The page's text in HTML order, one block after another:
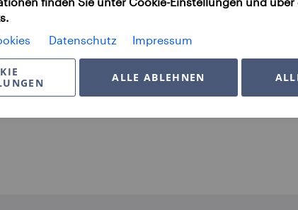
Datenschutz Impressum
ALLE ABLEHNEN
Shopper mit einer Prämie!
Produkte aus nahezu allen Bereichen des
gegen Ihre Wunschprämie.
uns, Sie bei uns zu haben.